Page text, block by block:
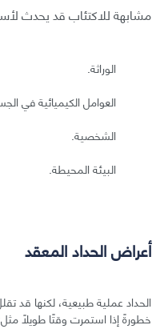
مشابهة للاكتئاب قد يحدث
الوراثة.
العوامل الكيميائية في
الشخصية.
البيئة المحيطة.
أعراض الحداد المعقد
الحداد عملية طبيعية، لكنها قد
خطورةً إذا استمرت وقتًا طويلًا